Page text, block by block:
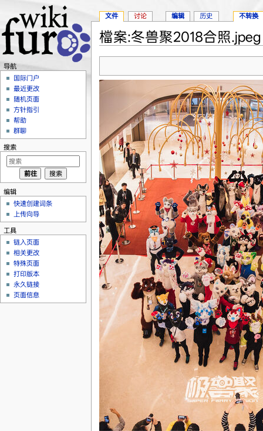
檔案:冬兽聚2018合照.jpeg
文件 讨论 编辑 历史 不转换
导航
国际门户
最近更改
随机页面
方针指引
帮助
群聊
搜索
编辑
快速创建词条
上传向导
工具
链入页面
相关更改
特殊页面
打印版本
永久链接
页面信息